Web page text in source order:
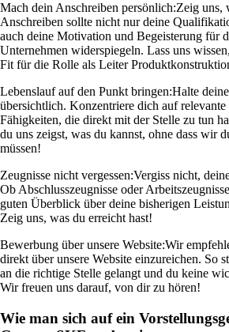
Mach dein Anschreiben persönlich:Zeig uns,
Anschreiben sollte nicht nur deine
auch deine Motivation und Begeisterung für
Unternehmen widerspiegeln. Lass uns
Fit für die Rolle als Leiter
Lebenslauf auf den Punkt bringen:Halte
übersichtlich. Konzentriere dich auf
Fähigkeiten, die direkt mit der Stelle zu tun
du uns zeigst, was du kannst, ohne dass wir
müssen!
Zeugnisse nicht vergessen:Vergiss nicht,
Ob Abschlusszeugnisse oder
guten Überblick über deine bisherigen
Zeig uns, was du erreicht hast!
Bewerbung über unsere Website:Wir
direkt über unsere Website einzureichen. So
an die richtige Stelle gelangt und du keine
Wir freuen uns darauf, von dir zu hören!
Wie man sich auf ein